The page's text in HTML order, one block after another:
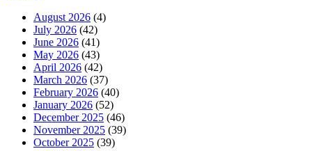
August 2026 (4)
July 2026 (42)
June 2026 (41)
May 2026 (43)
April 2026 (42)
March 2026 (37)
February 2026 (40)
January 2026 (52)
December 2025 (46)
November 2025 (39)
October 2025 (39)